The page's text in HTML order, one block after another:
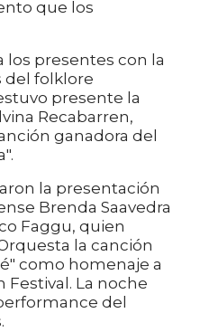
que los
los presentes con la
del folklore
presente la
Recabarren,
ganadora del
la presentación
Brenda Saavedra
Faggu, quien
la canción
como homenaje a
Festival. La noche
del